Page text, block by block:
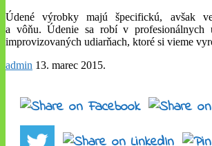
Údené výrobky majú špecifickú, avšak
a vôňu. Údenie sa robí v profesionálnych
improvizovaných udiarňach, ktoré si vieme
admin 13. marec 2015.